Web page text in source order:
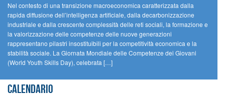
Nel contesto di una transizione macroeconomica caratterizzata dalla
rapida diffusione dell’intelligenza artificiale, dalla decarbonizzazione
industriale e dalla crescente complessità delle reti sociali, la formazione e
la valorizzazione delle competenze delle nuove generazioni
rappresentano pilastri insostituibili per la competitività economica e la
stabilità sociale. La Giornata Mondiale delle Competenze dei Giovani
(World Youth Skills Day), celebrata […]
Calendario